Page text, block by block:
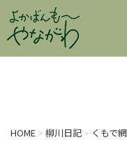
HOME > 柳川日記 > くもで網